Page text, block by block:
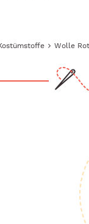
Wolle Rot